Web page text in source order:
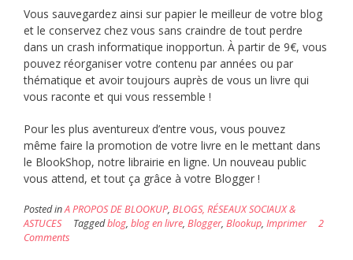
Vous sauvegardez ainsi sur papier le meilleur de votre blog
et le conservez chez vous sans craindre de tout perdre
dans un crash informatique inopportun. À partir de 9€, vous
pouvez réorganiser votre contenu par années ou par
thématique et avoir toujours auprès de vous un livre qui
vous raconte et qui vous ressemble !
Pour les plus aventureux d’entre vous, vous pouvez
même faire la promotion de votre livre en le mettant dans
le BlookShop, notre librairie en ligne. Un nouveau public
vous attend, et tout ça grâce à votre Blogger !
Posted inA PROPOS DE BLOOKUP, BLOGS, RÉSEAUX SOCIAUX &
ASTUCES
Taggedblog, blog en livre, Blogger, Blookup, Imprimer
2
Comments